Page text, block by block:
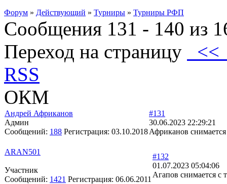
Форум » Действующий » Турниры » Турниры РФП
Сообщения 131 - 140 из
Переход на страницу
RSS
ОКМ
Андрей Африканов
Админ
Сообщений: 188 Регистрация: 03.10.2018
#131
30.06.2023 22:29:21
Африканов снимается
ARAN501
Участник
Сообщений: 1421 Регистрация: 06.06.2011
#132
01.07.2023 05:04:06
Агапов снимается с